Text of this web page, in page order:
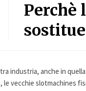
Perchè
industria, anche in
le vecchie slotmachines